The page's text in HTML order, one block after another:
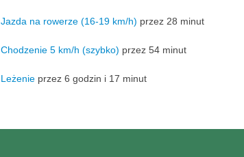
Jazda na rowerze (16-19 km/h) przez 28 minut
Chodzenie 5 km/h (szybko) przez 54 minut
Leżenieprzez 6 godzin i 17 minut